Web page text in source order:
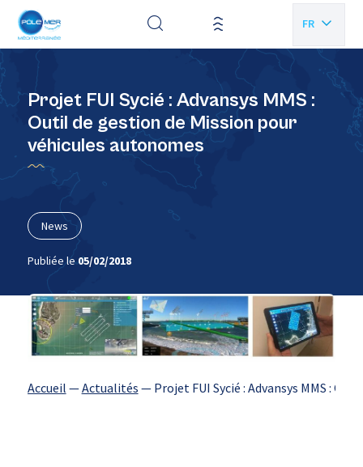
FR
Projet FUI Sycié : Advansys MMS :
Outil de gestion de Mission pour
véhicules autonomes
News
Publiée le05/02/2018
Accueil —Actualités — Projet FUI Sycié : Advansys MMS :
Panneau de gestion des cookies